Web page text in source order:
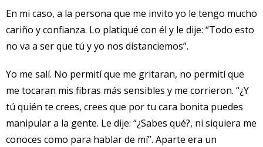
En mi caso, a la persona que me invito yo le tengo mucho
cariño y confianza. Lo platiqué con él y le dije: “Todo esto
no va a ser que tú y yo nos distanciemos”.
Yo me salí. No permití que me gritaran, no permití que
me tocaran mis fibras más sensibles y me corrieron. “¿Y
tú quién te crees, crees que por tu cara bonita puedes
manipular a la gente. Le dije: “¿Sabes qué?, ni siquiera me
conoces como para hablar de mí”. Aparte era un